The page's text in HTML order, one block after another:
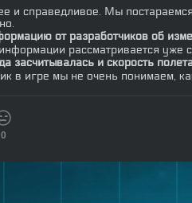
и справедливое. Мы
от разработчиков об
рассматривается
засчитывалась и скорость
в игре мы не очень понимаем,
0